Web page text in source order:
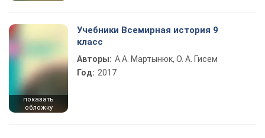
показать
обложку
Учебники Всемирная история 9
класс
Авторы: А.А. Мартынюк, О. А. Гисем
Год: 2017